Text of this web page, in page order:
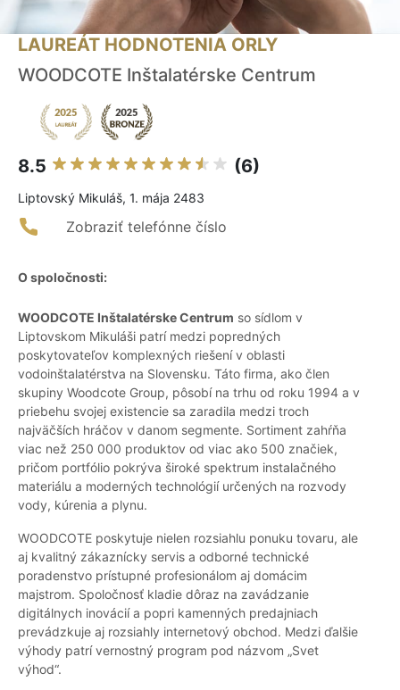
LAUREÁT HODNOTENIA ORLY
WOODCOTE Inštalatérske Centrum
8.5 (6)
Liptovský Mikuláš, 1. mája 2483
Zobraziť telefónne číslo
O spoločnosti:
WOODCOTE Inštalatérske Centrum so sídlom v
Liptovskom Mikuláši patrí medzi popredných
poskytovateľov komplexných riešení v oblasti
vodoinštalatérstva na Slovensku. Táto firma, ako člen
skupiny Woodcote Group, pôsobí na trhu od roku 1994 a v
priebehu svojej existencie sa zaradila medzi troch
najväčších hráčov v danom segmente. Sortiment zahŕňa
viac než 250 000 produktov od viac ako 500 značiek,
pričom portfólio pokrýva široké spektrum instalačného
materiálu a moderných technológií určených na rozvody
vody, kúrenia a plynu.
WOODCOTE poskytuje nielen rozsiahlu ponuku tovaru, ale
aj kvalitný zákaznícky servis a odborné technické
poradenstvo prístupné profesionálom aj domácim
majstrom. Spoločnosť kladie dôraz na zavádzanie
digitálnych inovácií a popri kamenných predajniach
prevádzkuje aj rozsiahly internetový obchod. Medzi ďalšie
výhody patrí vernostný program pod názvom „Svet
výhod“.